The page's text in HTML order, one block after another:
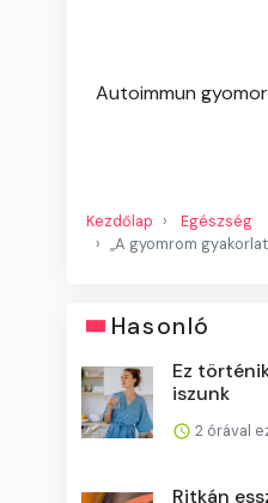
Autoimmun
Kezdőlap
Egészség
„A gyomrom
Hasonló
Ez
iszunk
2 órával
Ritkán